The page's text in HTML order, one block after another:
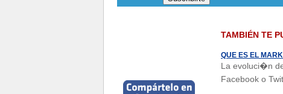
TAMBIÉN TE
QUE ES EL
La evoluci�n
Facebook o